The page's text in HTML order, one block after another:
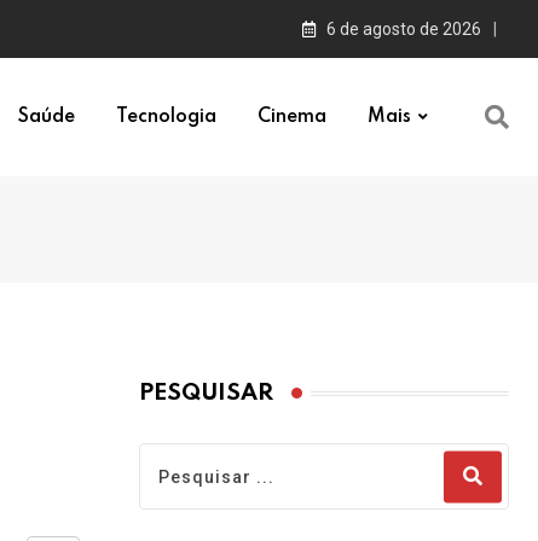
6 de agosto de 2026
Saúde Tecnologia Cinema Mais
PESQUISAR